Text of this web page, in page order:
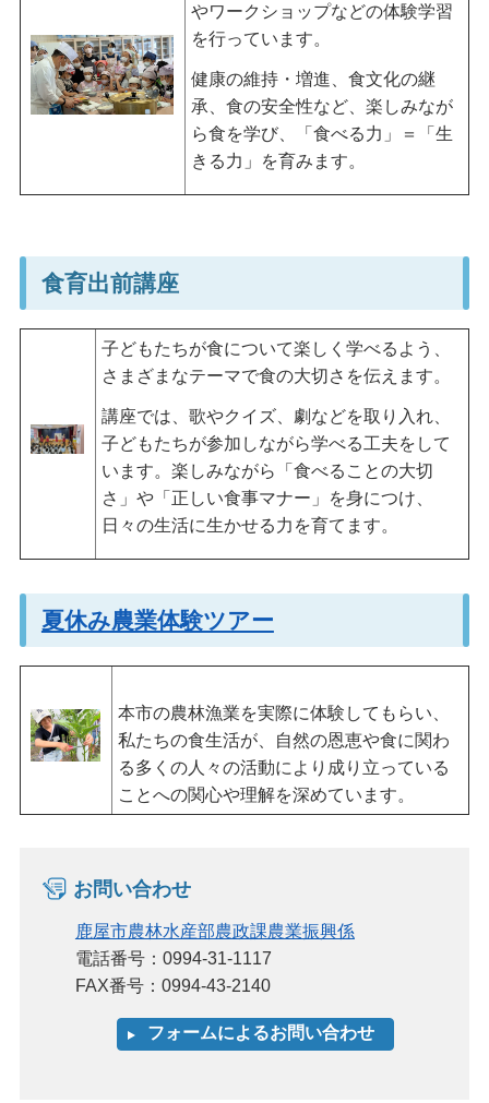
やワークショップなどの体験学習
を行っています。
健康の維持・増進、食文化の継
承、食の安全性など、楽しみなが
ら食を学び、「食べる力」＝「生
きる力」を育みます。
食育出前講座
子どもたちが食について楽しく学べるよう、
さまざまなテーマで食の大切さを伝えます。
講座では、歌やクイズ、劇などを取り入れ、
子どもたちが参加しながら学べる工夫をして
います。楽しみながら「食べることの大切
さ」や「正しい食事マナー」を身につけ、
日々の生活に生かせる力を育てます。
夏休み農業体験ツアー
本市の農林漁業を実際に体験してもらい、
私たちの食生活が、自然の恩恵や食に関わ
る多くの人々の活動により成り立っている
ことへの関心や理解を深めています。
お問い合わせ
鹿屋市農林水産部農政課農業振興係
電話番号：0994-31-1117
FAX番号：0994-43-2140